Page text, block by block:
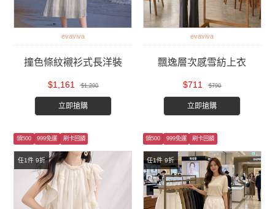
evaviva
撞色條紋襯衫式長洋裝
$1,161 $1,290
立即搶購
evaviva
飄逸層次感雪紡上衣
$711 $790
立即搶購
任1件 9折
領500 999免運 刷卡回饋
任1件 9折
領500 999免運 刷卡回饋